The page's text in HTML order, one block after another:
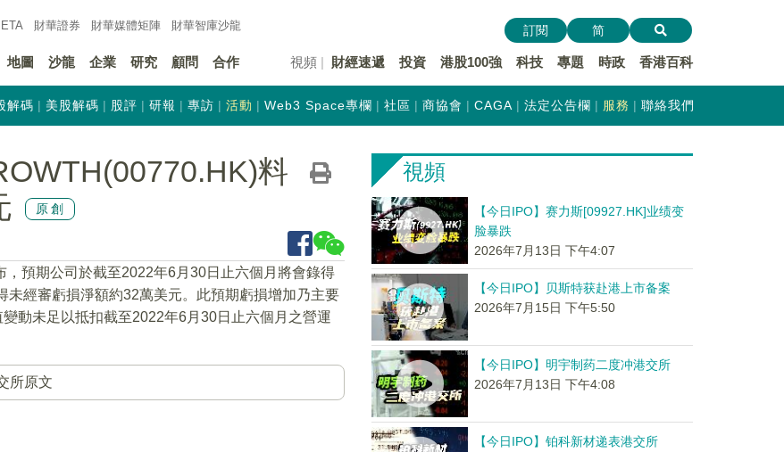
財華證券 財華媒體矩陣 財華智庫沙龍
地圖 沙龍 企業 研究 顧問 合作 視頻 財經速遞 投資 港股100強 科技 專題 時政 香港百科
訂閱 简
解碼 美股解碼 股評 研報 專訪 活動 Web3 Space專欄 社區 商協會 CAGA 法定公告欄 服務 聯絡我們
料
原創
，預期公司於截至2022年6月30日止六個月將會錄得
經審虧損淨額約32萬美元。此預期虧損增加乃主要
動未足以抵扣截至2022年6月30日止六個月之營運
所原文
視頻
【今日IPO】赛力斯[09927.HK]业绩变
脸暴跌
2026年7月13日 下午4:07
【今日IPO】贝斯特获赴港上市备案
2026年7月15日 下午5:50
【今日IPO】明宇制药二度冲港交所
2026年7月13日 下午4:08
【今日IPO】铂科新材递表港交所